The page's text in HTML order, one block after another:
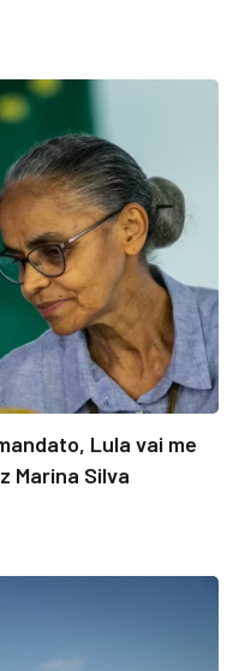
Lula vai me
Marina Silva